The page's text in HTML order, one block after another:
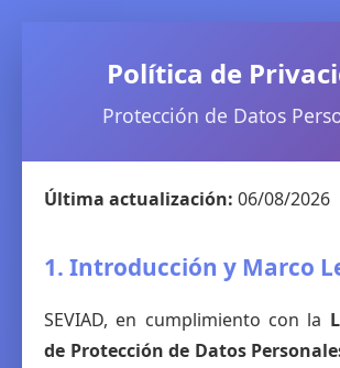
Política de
Protección de Datos
Última actualización: 06/08/2026
1. Introducción y Marco
SEVIAD, en cumplimiento con la
de Protección de Datos